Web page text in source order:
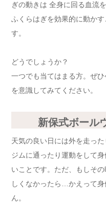
ぎの動きは 全身に回る血流
ふくらはぎを効果的に動か
す。
どうでしょうか？
一つでも当てはまる方。ぜ
を意識してみてください。
新保式ボール
天気の良い日には外を走っ
ジムに通ったり運動をして
いことです。ただ、もしそ
しくなかったら…かえって
ん。